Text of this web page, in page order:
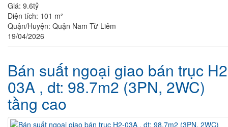
Giá: 9.6tỷ
Diện tích: 101 m²
Quận/Huyện: Quận Nam Từ Liêm
19/04/2026
Bán suất ngoại giao bán trục
03A , dt: 98.7m2 (3PN, 2WC)
tầng cao